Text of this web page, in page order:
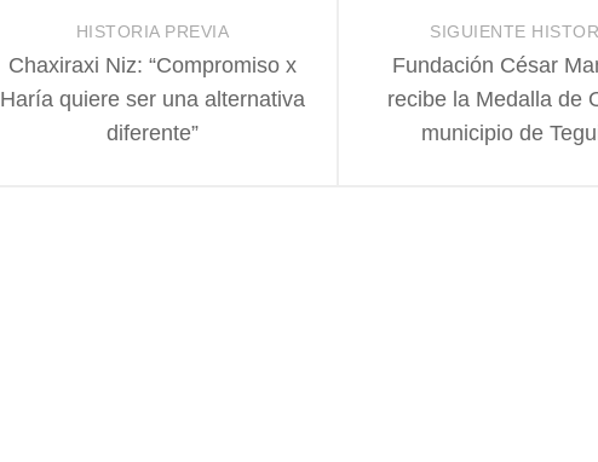
SIGUIENTE
Fundación César
recibe la Medalla de
municipio de
HISTORIA PREVIA
Chaxiraxi Niz: “Compromiso x
Haría quiere ser una alternativa
diferente”